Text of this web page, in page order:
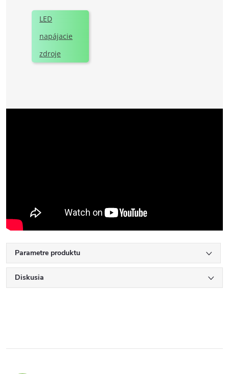
LED
napájacie
zdroje
Parametre produktu
Diskusia